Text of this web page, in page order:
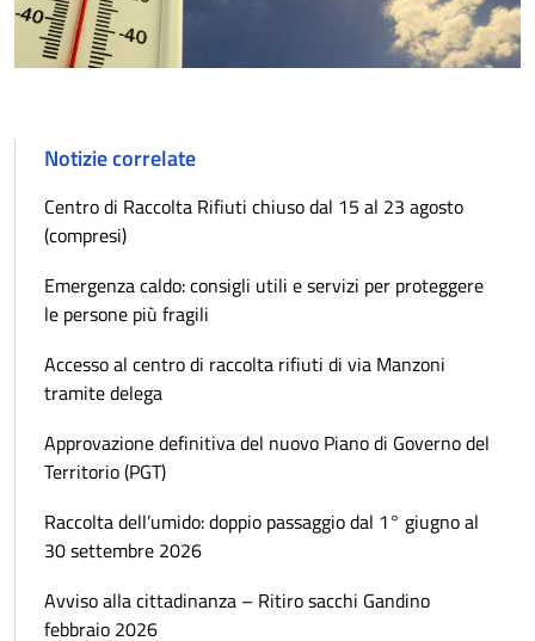
Notizie correlate
Centro di Raccolta Rifiuti chiuso dal 15 al 23 agosto
(compresi)
Emergenza caldo: consigli utili e servizi per proteggere
le persone più fragili
Accesso al centro di raccolta rifiuti di via Manzoni
tramite delega
Approvazione definitiva del nuovo Piano di Governo del
Territorio (PGT)
Raccolta dell’umido: doppio passaggio dal 1° giugno al
30 settembre 2026
Avviso alla cittadinanza – Ritiro sacchi Gandino
febbraio 2026